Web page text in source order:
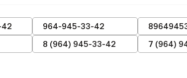
964-945-33-42
8 (964) 945-33-42
7 (964)